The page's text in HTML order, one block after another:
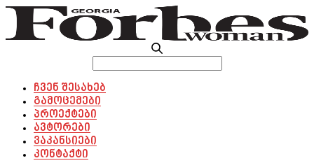
for:
ჩვენ შესახებ
გამოცემები
პროექტები
ავტორები
ვაკანსიები
კონტაქტი